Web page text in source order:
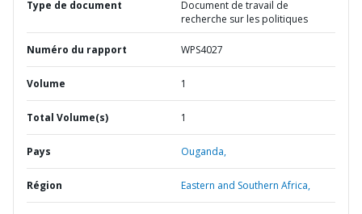
Type de document
Document de travail de
recherche sur les politiques
Numéro du rapport WPS4027
Volume 1
Total Volume(s) 1
Pays Ouganda,
Région Eastern and Southern Africa,